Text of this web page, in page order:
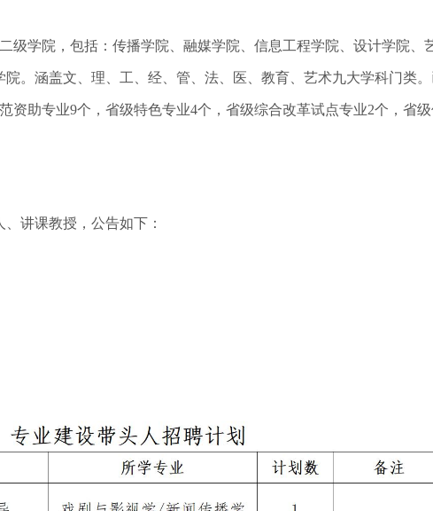
学院，包括：传播学院、融媒学院、信息工程学院、设计学院、
。涵盖文、理、工、经、管、法、医、教育、艺术九大学科门类
资助专业9个，省级特色专业4个，省级综合改革试点专业2个，省
讲课教授，公告如下：